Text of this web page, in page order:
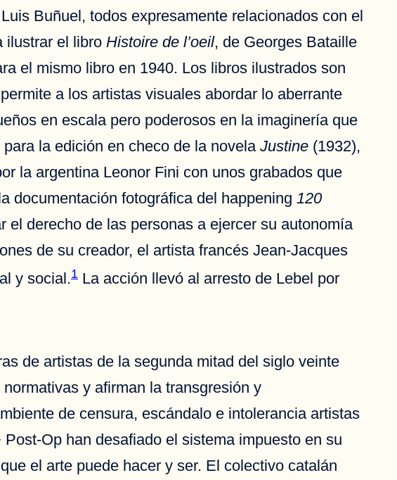
Buñuel, todos expresamente relacionados con el
ilustrar el libro Histoire de l’oeil, de Georges Bataille
el mismo libro en 1940. Los libros ilustrados son
a los artistas visuales abordar lo aberrante
en escala pero poderosos en la imaginería que
la edición en checo de la novela Justine (1932),
la argentina Leonor Fini con unos grabados que
documentación fotográfica del happening 120
el derecho de las personas a ejercer su autonomía
de su creador, el artista francés Jean-Jacques
y social.1 La acción llevó al arresto de Lebel por
de artistas de la segunda mitad del siglo veinte
y afirman la transgresión y
de censura, escándalo e intolerancia artistas
Op han desafiado el sistema impuesto en su
el arte puede hacer y ser. El colectivo catalán